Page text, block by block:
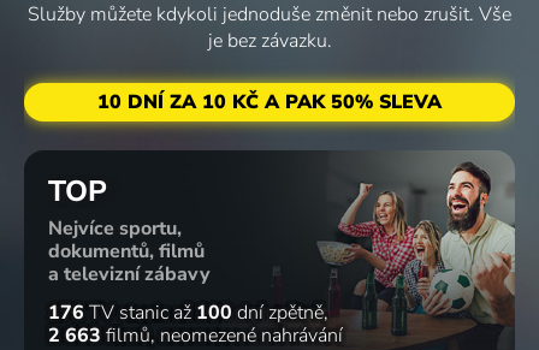
Jak to
dokážou
Příroda
Wade: V
temných
vodách
The Dodo
2018 | USA | Příroda
případy
2008 | USA | Příroda, Krimi
76
Vymřeli či
žijí
2018 | USA | Dobrodružný, Mysteriózní
Malí obři
2019 | USA | Příroda
72%
Neuvěřitelné
bazény
2015-2016 | Příroda
67%
Legenda o
žralokovi
Deep Blue
Služby můžete kdykoli jednoduše změnit nebo zrušit. Vše
je bez závazku.
10 DNÍ ZA 10 KČ A PAK 50% SLEVA
TOP
Nejvíce sportu,
dokumentů, filmů
a televizní zábavy
176 TV stanic až 100 dní zpětně
2 663 filmů neomezené nahrávání